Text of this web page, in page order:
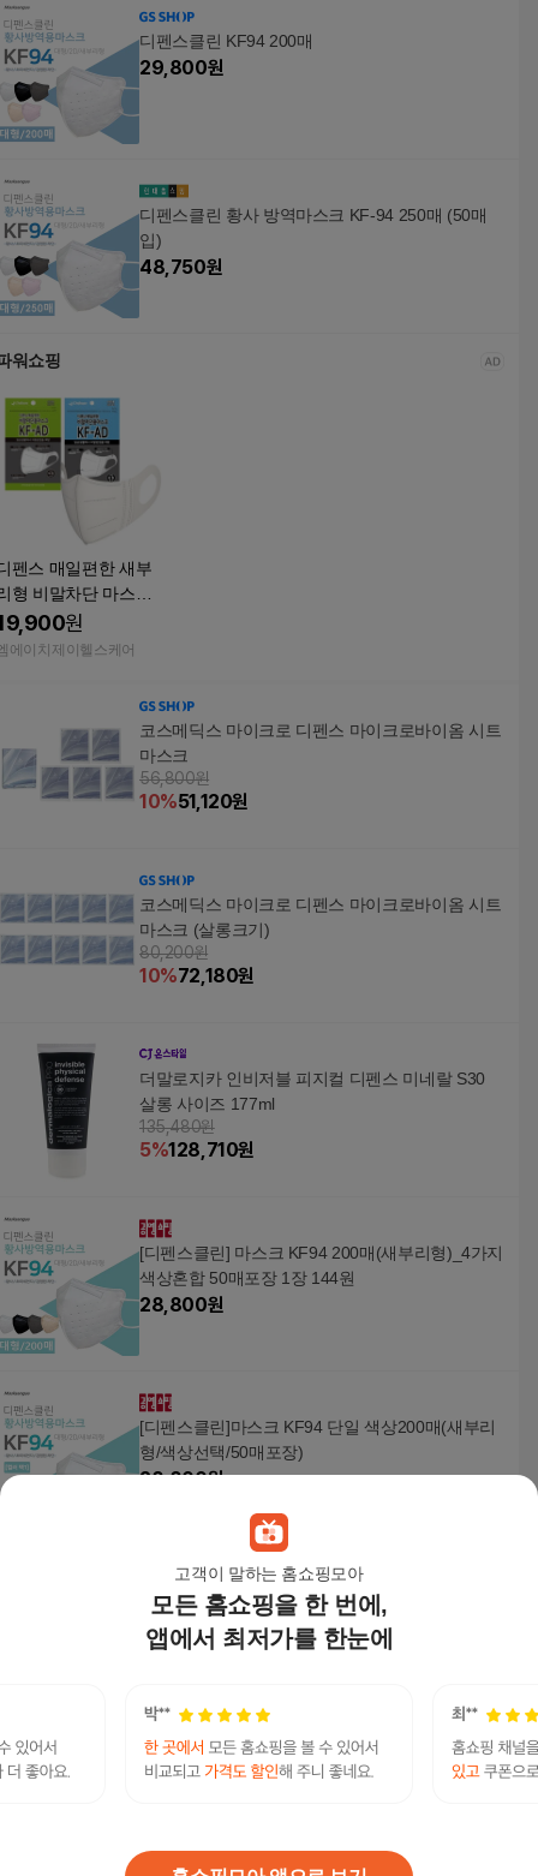
고객이 말하는 홈쇼핑모아
모든 홈쇼핑을 한 번에,
앱에서 최저가를 한눈에
디펜스클린 KF94 200매
29,800원
디펜스클린 황사 방역마스크 KF-94 250매 (50매
입)
48,750원
워쇼핑
펜스 매일편한 새부
형 비말차단 마스크
AD 중형 대형 100
원
에이치제이헬스케어
코스메딕스 마이크로 디펜스 마이크로바이옴 시트
마스크
56,800원
10%51,120원
코스메딕스 마이크로 디펜스 마이크로바이옴 시트
마스크 (살롱크기)
80,200원
10%72,180원
더말로지카 인비저블 피지컬 디펜스 미네랄 S30
살롱 사이즈 177ml
135,480원
5%128,710원
[디펜스클린] 마스크 KF94 200매(새부리형)_4가지
색상혼합 50매포장 1장 144원
28,800원
[디펜스클린]마스크 KF94 단일 색상200매(새부리
형/색상선택/50매포장)
28,800원
Natural Beauty 60일 브라이트닝 및 리페어 세트 하
이드라 솔루션 쿠션 마스크 (화이트닝 레이디언스)
+어드바이스 레이디언스 멀티-디펜스 톤업 크림 S
39,300원
10% 35,370원
펜스매일편한마스크연관검색어
데일리마스크 데일리디펜스
데일리디펜스매일편한마스크